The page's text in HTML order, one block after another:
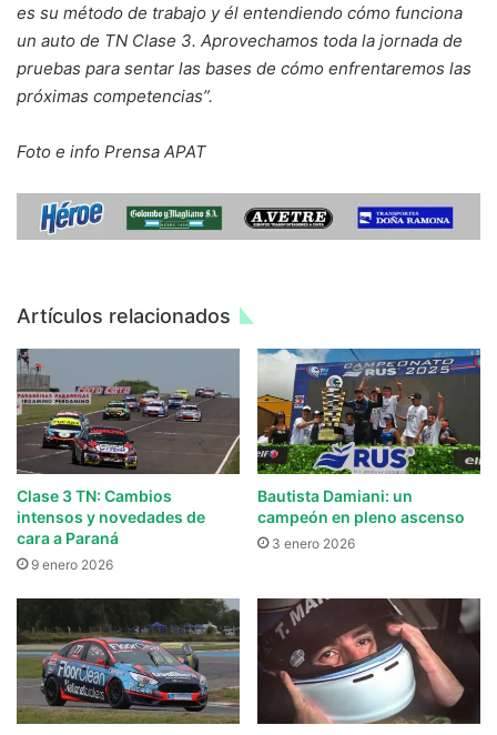
es su método de trabajo y él entendiendo cómo funciona
un auto de TN Clase 3. Aprovechamos toda la jornada de
pruebas para sentar las bases de cómo enfrentaremos las
próximas competencias”.
Foto e info Prensa APAT
Artículos relacionados
Clase 3 TN: Cambios
intensos y novedades de
cara a Paraná
9 enero 2026
Bautista Damiani: un
campeón en pleno ascenso
3 enero 2026